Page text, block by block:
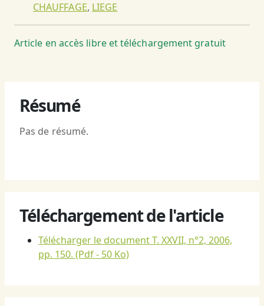
CHAUFFAGE, LIEGE
Article en accès libre et téléchargement gratuit
Résumé
Pas de résumé.
Téléchargement de l'article
Télécharger le document T. XXVII, n°2, 2006,
pp. 150. (Pdf - 50 Ko)